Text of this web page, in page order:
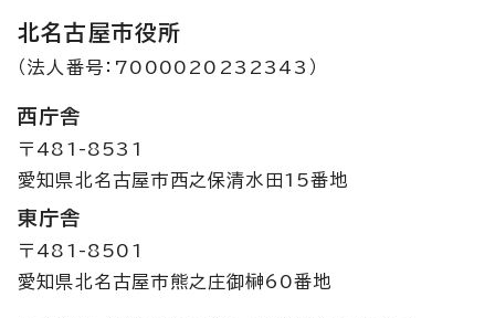
北名古屋市役所
（法人番号：7000020232343）
西庁舎
〒481-8531
愛知県北名古屋市西之保清水田15番地
東庁舎
〒481-8501
愛知県北名古屋市熊之庄御榊60番地